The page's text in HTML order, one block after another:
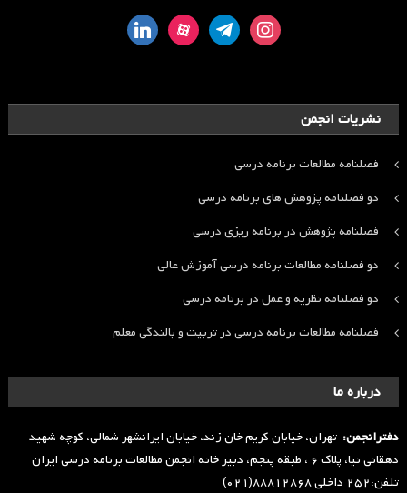
instagram
telegram
aparat
linkedin
نشریات انجمن
فصلنامه مطالعات برنامه درسی
دو فصلنامه پژوهش های برنامه درسی
فصلنامه پژوهش در برنامه ریزی درسی
دو فصلنامه مطالعات برنامه درسی آموزش عالی
دو فصلنامه نظریه و عمل در برنامه درسی
فصلنامه مطالعات برنامه درسی در تربیت و بالندگی معلم
درباره ما
دفترانجمن: تهران، خیابان کریم خان زند، خیابان ایرانشهر شمالی، کوچه شهید
دهقانی نیا، پلاک ۶ ، طبقه پنجم، دبیر خانه انجمن مطالعات برنامه درسی ایران
تلفن:۲۵۲ داخلی ۸۸۸۱۲۸۶۸(۰۲۱)